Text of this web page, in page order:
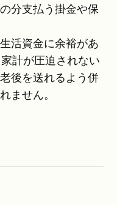
分支払う掛金や保
活資金に余裕があ
計が圧迫されない
後を送れるよう併
ません。